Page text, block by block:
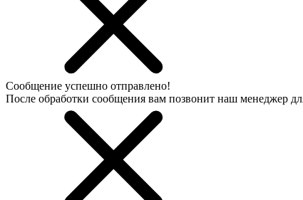
Сообщение успешно отправлено!
После обработки сообщения вам позвонит наш менеджер